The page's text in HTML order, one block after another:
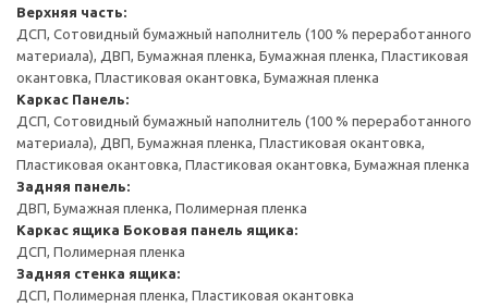
Верхняя часть:
ДСП, Сотовидный бумажный наполнитель (100 % переработанного
материала), ДВП, Бумажная пленка, Бумажная пленка, Пластиковая
окантовка, Пластиковая окантовка, Бумажная пленка
Каркас Панель:
ДСП, Сотовидный бумажный наполнитель (100 % переработанного
материала), ДВП, Бумажная пленка, Пластиковая окантовка,
Пластиковая окантовка, Пластиковая окантовка, Бумажная пленка
Задняя панель:
ДВП, Бумажная пленка, Полимерная пленка
Каркас ящика Боковая панель ящика:
ДСП, Полимерная пленка
Задняя стенка ящика:
ДСП, Полимерная пленка, Пластиковая окантовка